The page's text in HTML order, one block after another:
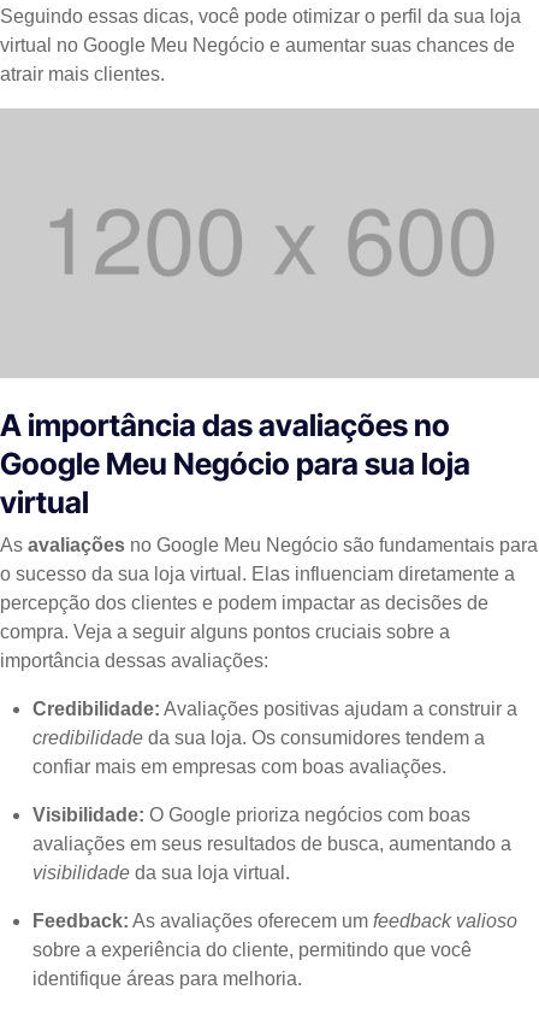
Seguindo essas dicas, você pode otimizar o perfil da sua loja
virtual no Google Meu Negócio e aumentar suas chances de
atrair mais clientes.
A importância das avaliações no
Google Meu Negócio para sua loja
virtual
As avaliações no Google Meu Negócio são fundamentais para
o sucesso da sua loja virtual. Elas influenciam diretamente a
percepção dos clientes e podem impactar as decisões de
compra. Veja a seguir alguns pontos cruciais sobre a
importância dessas avaliações:
Credibilidade: Avaliações positivas ajudam a construir a
credibilidade da sua loja. Os consumidores tendem a
confiar mais em empresas com boas avaliações.
Visibilidade: O Google prioriza negócios com boas
avaliações em seus resultados de busca, aumentando a
visibilidade da sua loja virtual.
Feedback: As avaliações oferecem umfeedback valioso
sobre a experiência do cliente, permitindo que você
identifique áreas para melhoria.